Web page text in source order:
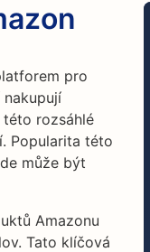
pro
rozsáhlé
Popularita této
může být
Amazonu
Tato klíčová